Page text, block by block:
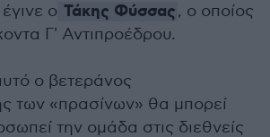
έγινε ο Τάκης Φύσσας, ο οποίος
Γ' Αντιπροέδρου.
ο βετεράνος
των «πρασίνων» θα μπορεί
την ομάδα στις διεθνείς